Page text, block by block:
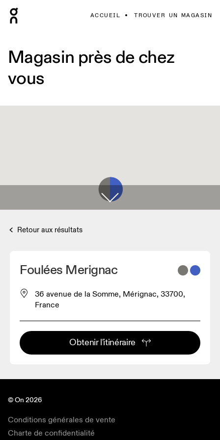
ACCUEIL TROUVER UN MAGASIN
Magasin près de chez
vous
Retour aux résultats
Foulées Merignac
36 avenue de la Somme, Mérignac, 33700,
France
Obtenir l'itinéraire
© On 2026
Conditions générales de vente
Charte de confidentialité